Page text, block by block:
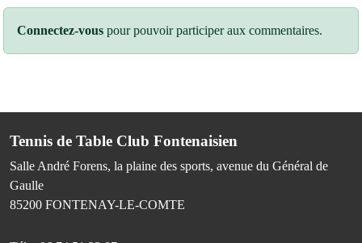
Connectez-vous pour pouvoir participer aux commentaires.
Tennis de Table Club Fontenaisien
Salle André Forens, la plaine des sports, avenue du Général de
Gaulle
85200 FONTENAY-LE-COMTE